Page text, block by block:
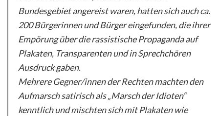
Bundesgebiet angereist waren, hatten sich auch ca.
200 Bürgerinnen und Bürger eingefunden, die ihrer
Empörung über die rassistische Propaganda auf
Plakaten, Transparenten und in Sprechchören
Ausdruck gaben.
Mehrere Gegner/innen der Rechten machten den
Aufmarsch satirisch als „Marsch der Idioten“
kenntlich und mischten sich mit Plakaten wie